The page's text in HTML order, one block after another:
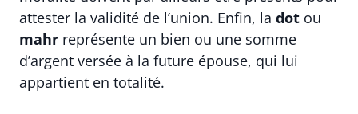
attester la validité de l’union. Enfin, la dot ou
mahr représente un bien ou une somme
d’argent versée à la future épouse, qui lui
appartient en totalité.